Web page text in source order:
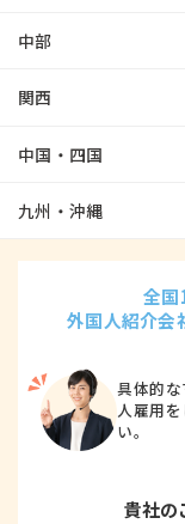
中部
関西
中国・四国
九州・沖縄
全国
外国人紹介会
具体的
人雇用
い。
貴社の